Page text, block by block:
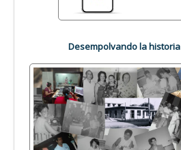
Desempolvando la historia